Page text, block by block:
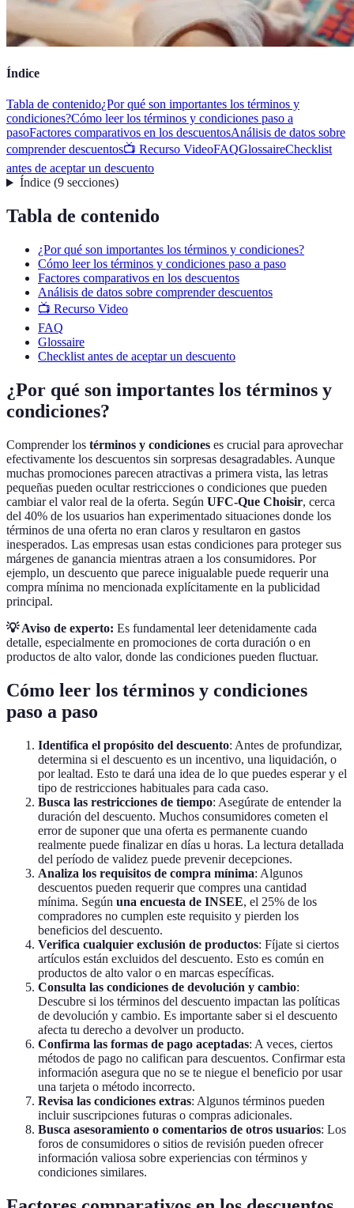
Índice
Tabla de contenido¿Por qué son importantes los términos y
condiciones?Cómo leer los términos y condiciones paso a
pasoFactores comparativos en los descuentosAnálisis de datos sobre
comprender descuentos📺 Recurso VideoFAQGlossaireChecklist
antes de aceptar un descuento
Índice(9 secciones)
Tabla de contenido
¿Por qué son importantes los términos y condiciones?
Cómo leer los términos y condiciones paso a paso
Factores comparativos en los descuentos
Análisis de datos sobre comprender descuentos
📺 Recurso Video
FAQ
Glossaire
Checklist antes de aceptar un descuento
¿Por qué son importantes los términos y
condiciones?
Comprender los términos y condiciones es crucial para aprovechar
efectivamente los descuentos sin sorpresas desagradables. Aunque
muchas promociones parecen atractivas a primera vista, las letras
pequeñas pueden ocultar restricciones o condiciones que pueden
cambiar el valor real de la oferta. Según UFC-Que Choisir, cerca
del 40% de los usuarios han experimentado situaciones donde los
términos de una oferta no eran claros y resultaron en gastos
inesperados. Las empresas usan estas condiciones para proteger sus
márgenes de ganancia mientras atraen a los consumidores. Por
ejemplo, un descuento que parece inigualable puede requerir una
compra mínima no mencionada explícitamente en la publicidad
principal.
💡 Aviso de experto: Es fundamental leer detenidamente cada
detalle, especialmente en promociones de corta duración o en
productos de alto valor, donde las condiciones pueden fluctuar.
Cómo leer los términos y condiciones
paso a paso
Identifica el propósito del descuento: Antes de profundizar,
determina si el descuento es un incentivo, una liquidación, o
por lealtad. Esto te dará una idea de lo que puedes esperar y el
tipo de restricciones habituales para cada caso.
Busca las restricciones de tiempo: Asegúrate de entender la
duración del descuento. Muchos consumidores cometen el
error de suponer que una oferta es permanente cuando
realmente puede finalizar en días u horas. La lectura detallada
del período de validez puede prevenir decepciones.
Analiza los requisitos de compra mínima: Algunos
descuentos pueden requerir que compres una cantidad
mínima. Según una encuesta de INSEE, el 25% de los
compradores no cumplen este requisito y pierden los
beneficios del descuento.
Verifica cualquier exclusión de productos: Fíjate si ciertos
artículos están excluidos del descuento. Esto es común en
productos de alto valor o en marcas específicas.
Consulta las condiciones de devolución y cambio:
Descubre si los términos del descuento impactan las políticas
de devolución y cambio. Es importante saber si el descuento
afecta tu derecho a devolver un producto.
Confirma las formas de pago aceptadas: A veces, ciertos
métodos de pago no califican para descuentos. Confirmar esta
información asegura que no se te niegue el beneficio por usar
una tarjeta o método incorrecto.
Revisa las condiciones extras: Algunos términos pueden
incluir suscripciones futuras o compras adicionales.
Busca asesoramiento o comentarios de otros usuarios: Los
foros de consumidores o sitios de revisión pueden ofrecer
información valiosa sobre experiencias con términos y
condiciones similares.